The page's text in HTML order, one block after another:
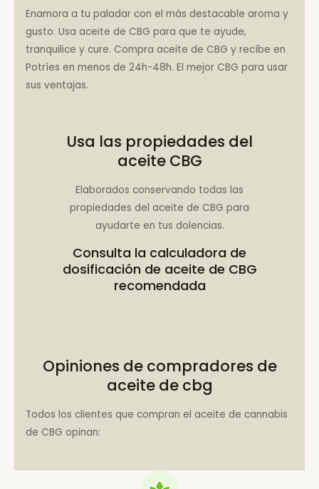
Enamora a tu paladar con el más destacable aroma y
gusto. Usa aceite de CBG para que te ayude,
tranquilice y cure. Compra aceite de CBG y recíbe en
Potríes en menos de 24h-48h. El mejor CBG para usar
sus ventajas.
Usa las propiedades del
aceite CBG
Elaborados conservando todas las
propiedades del aceite de CBG para
ayudarte en tus dolencias.
Consulta la calculadora de
dosificación de aceite de CBG
recomendada
Opiniones de compradores de
aceite de cbg
Todos los clientes que compran el aceite de cannabis
de CBG opinan: